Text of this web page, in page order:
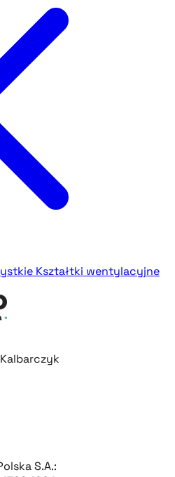
Kształtki wentylacyjne
S.A.: